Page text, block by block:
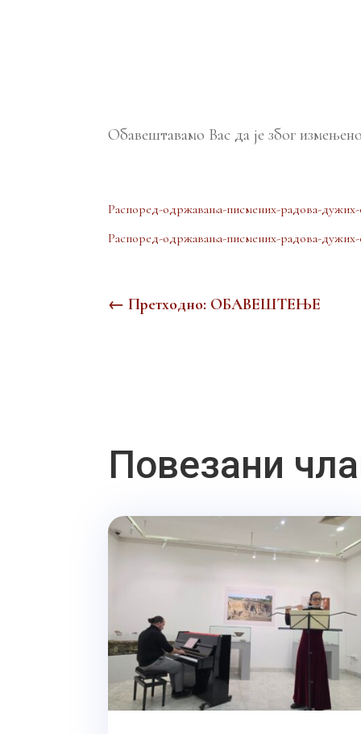
Обавештавамо Вас да је због
Распоред-одржавања-писмених-радова-
Распоред-одржавања-писмених-радова-
←Претходно: ОБАВЕШТЕЊЕ
Повезани